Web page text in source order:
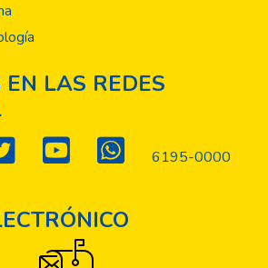
LAS REDES
6195-0000